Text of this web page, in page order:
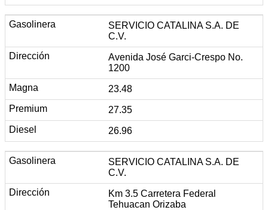
SERVICIO CATALINA S.A. DE
C.V.
Avenida José Garci-Crespo No.
1200
23.48
27.35
26.96
SERVICIO CATALINA S.A. DE
C.V.
Km 3.5 Carretera Federal
Tehuacan Orizaba